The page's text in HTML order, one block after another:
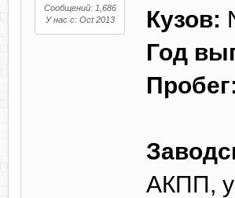
Сообщений: 1,686
У нас с: Oct 2013
Кузов:
Год
АКПП,